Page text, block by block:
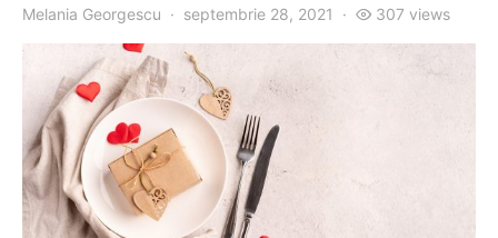
Melania Georgescu septembrie 28, 2021 307 views